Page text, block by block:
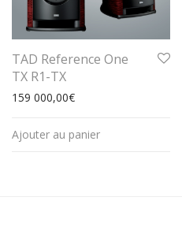
TAD Reference One
TX R1-TX
159 000,00€
Ajouter au panier